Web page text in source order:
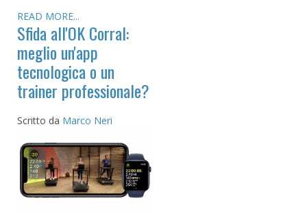
READ MORE...
Sfida all'OK Corral:
meglio un'app
tecnologica o un
trainer professionale?
Scritto da Marco Neri